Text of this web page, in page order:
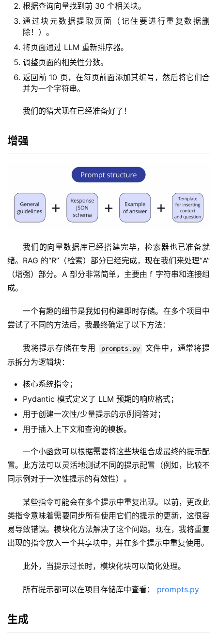
根据查询向量找到前 30 个相关块。
通过块元数据提取页面（记住要进行重复数据删
除！）。
将页面通过 LLM 重新排序器。
调整页面的相关性分数。
返回前 10 页，在每页前面添加其编号，然后将它们合
并为一个字符串。
我们的猎犬现在已经准备好了！
增强
我们的向量数据库已经搭建完毕，检索器也已准备就
绪。RAG 的“R”（检索）部分已经完成，现在我们来处理“A”
（增强）部分。A 部分非常简单，主要由 f 字符串和连接组
成。
一个有趣的细节是我如何构建即时存储。在多个项目中
尝试了不同的方法后，我最终确定了以下方法：
我将提示存储在专用 prompts.py
文件中，通常将提
示拆分为逻辑块：
核心系统指令；
Pydantic 模式定义了 LLM 预期的响应格式；
用于创建一次性/少量提示的示例问答对；
用于插入上下文和查询的模板。
一个小函数可以根据需要将这些块组合成最终的提示配
置。此方法可以灵活地测试不同的提示配置（例如，比较不
同示例对于一次性提示的有效性）。
某些指令可能会在多个提示中重复出现。以前，更改此
类指令意味着需要同步所有使用它们的提示的更新，这很容
易导致错误。模块化方法解决了这个问题。现在，我将重复
出现的指令放入一个共享块中，并在多个提示中重复使用。
此外，当提示过长时，模块化块可以简化处理。
所有提示都可以在项目存储库中查看： prompts.py
生成